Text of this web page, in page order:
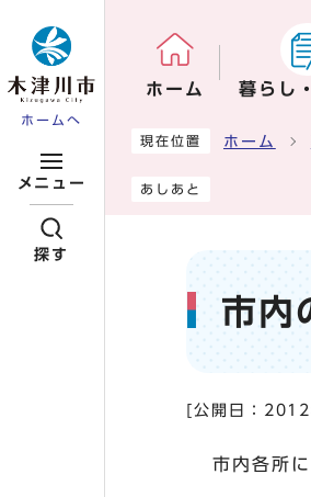
ホームへ
メニュー
探す
ホーム 暮らし
ここから本文です
現在位置 ホーム
あしあと
市内
[公開日： 2012
市内各所